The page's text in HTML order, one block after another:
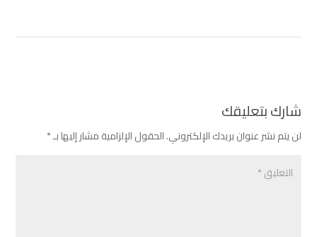
شارك بتعليقك
لن يتم نشر عنوان بريدك الإلكتروني.الحقول الإلزامية مشار إليها بـ*